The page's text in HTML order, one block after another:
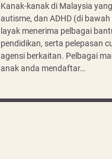
Kanak-kanak di Malaysia
autisme, dan ADHD (di
layak menerima pelbagai
pendidikan, serta pelepasan
agensi berkaitan. Pelbagai
anak anda mendaftar…